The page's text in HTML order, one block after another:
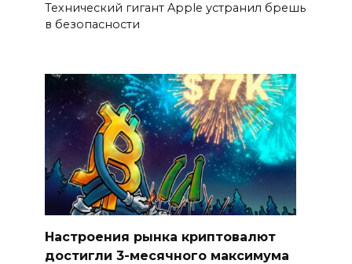
Технический гигант Apple устранил брешь
в безопасности
Настроения рынка криптовалют
достигли 3-месячного максимума